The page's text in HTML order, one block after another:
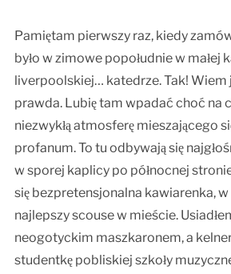
Pamiętam pierwszy raz, kiedy
było w zimowe popołudnie w małej
liverpoolskiej… katedrze. Tak! Wiem
prawda. Lubię tam wpadać choć na
niezwykłą atmosferę mieszającego
profanum. To tu odbywają się
w sporej kaplicy po północnej
się bezpretensjonalna kawiarenka,
najlepszy scouse w mieście.
neogotyckim maszkaronem, a
studentkę pobliskiej szkoły